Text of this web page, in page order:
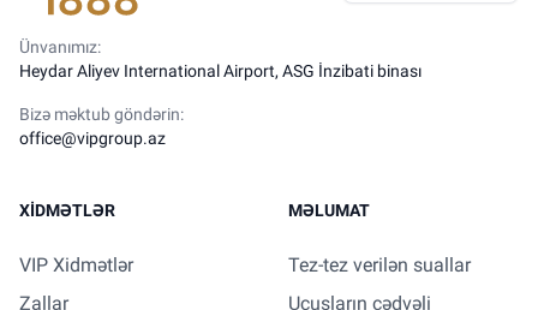
Ünvanımız:
Heydar Aliyev International Airport, ASG İnzibati binası
Bizə məktub göndərin:
office@vipgroup.az
XIDMƏTLƏR
VIP Xidmətlər
Zallar
MƏLUMAT
Tez-tez verilən suallar
Uçuşların cədvəli